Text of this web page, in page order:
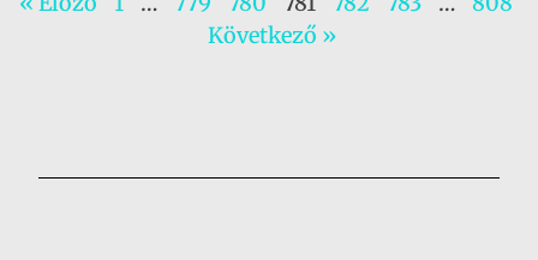
Következő »